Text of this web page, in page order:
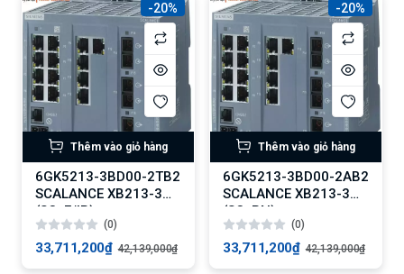
-20%
Thêm vào giỏ hàng
6GK5213-3BD00-2TB2
SCALANCE XB213-3
(SC, E/IP)
(0)
33,711,200₫ 42,139,000₫
-20%
Thêm vào giỏ hàng
6GK5213-3BD00-2AB2
SCALANCE XB213-3
(SC, PN)
(0)
33,711,200₫ 42,139,000₫